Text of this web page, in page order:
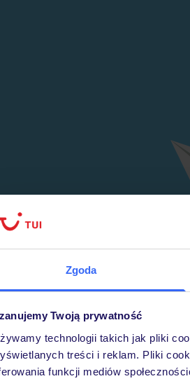
Zgoda
Twoją prywatność
technologii takich jak pliki
treści i reklam. Pliki
funkcji mediów
na krótkie wakacje.